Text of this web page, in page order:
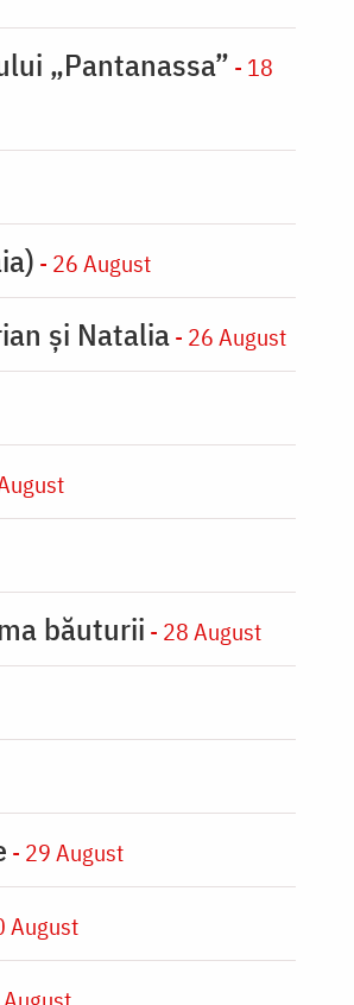
„Pantanassa” - 18
- 26 August
şi Natalia- 26 August
băuturii - 28 August
- 29 August
August